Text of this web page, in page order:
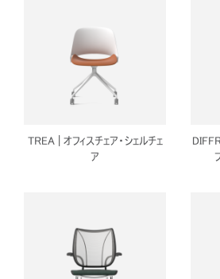
TREA | オフィスチェア・シェルチェ
ア